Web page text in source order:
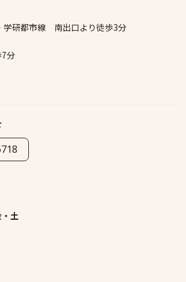
学研都市線 南出口より徒歩3分
分
土